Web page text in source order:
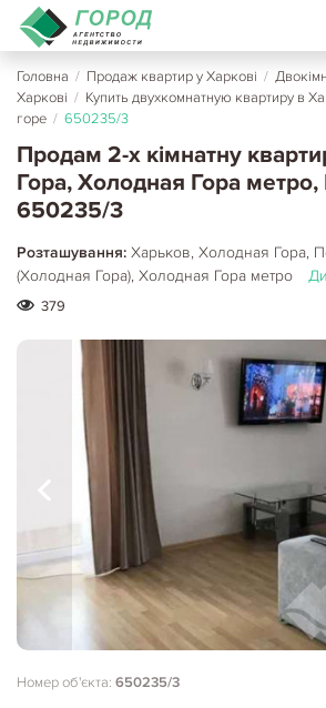
Головна / Продаж квартир у Харкові /
Харкові / Купить двухкомнатную квартиру в
горе / 650235/3
Продам 2-х кімнатну
Гора, Холодная Гора метро,
650235/3
Розташування: Харьков, Холодная Гора,
(Холодная Гора), Холодная Гора метро
379
Номер об'єкта: 650235/3